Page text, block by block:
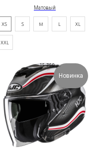
Матовый
15 750 р.
XS S M L XL
XXL
Новинка